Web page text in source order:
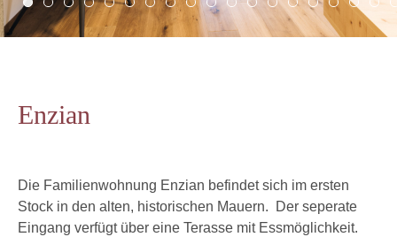
Enzian
Die Familienwohnung Enzian befindet sich im ersten
Stock in den alten, historischen Mauern. Der seperate
Eingang verfügt über eine Terasse mit Essmöglichkeit.